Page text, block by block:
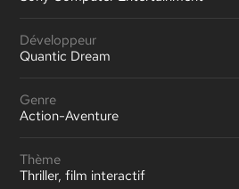
Développeur
Quantic Dream
Genre
Action-Aventure
Thème
Thriller, film interactif